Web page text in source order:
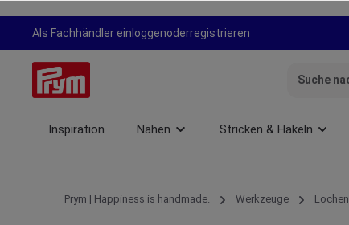
Zur Hauptnavigation springen
Als Fachhändler einloggenoderregistrieren
Inspiration Nähen Stricken & Häkeln
Prym | Happiness is handmade. Werkzeuge Lochen